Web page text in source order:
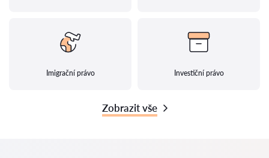
Imigrační právo Investiční právo
Zobrazit vše